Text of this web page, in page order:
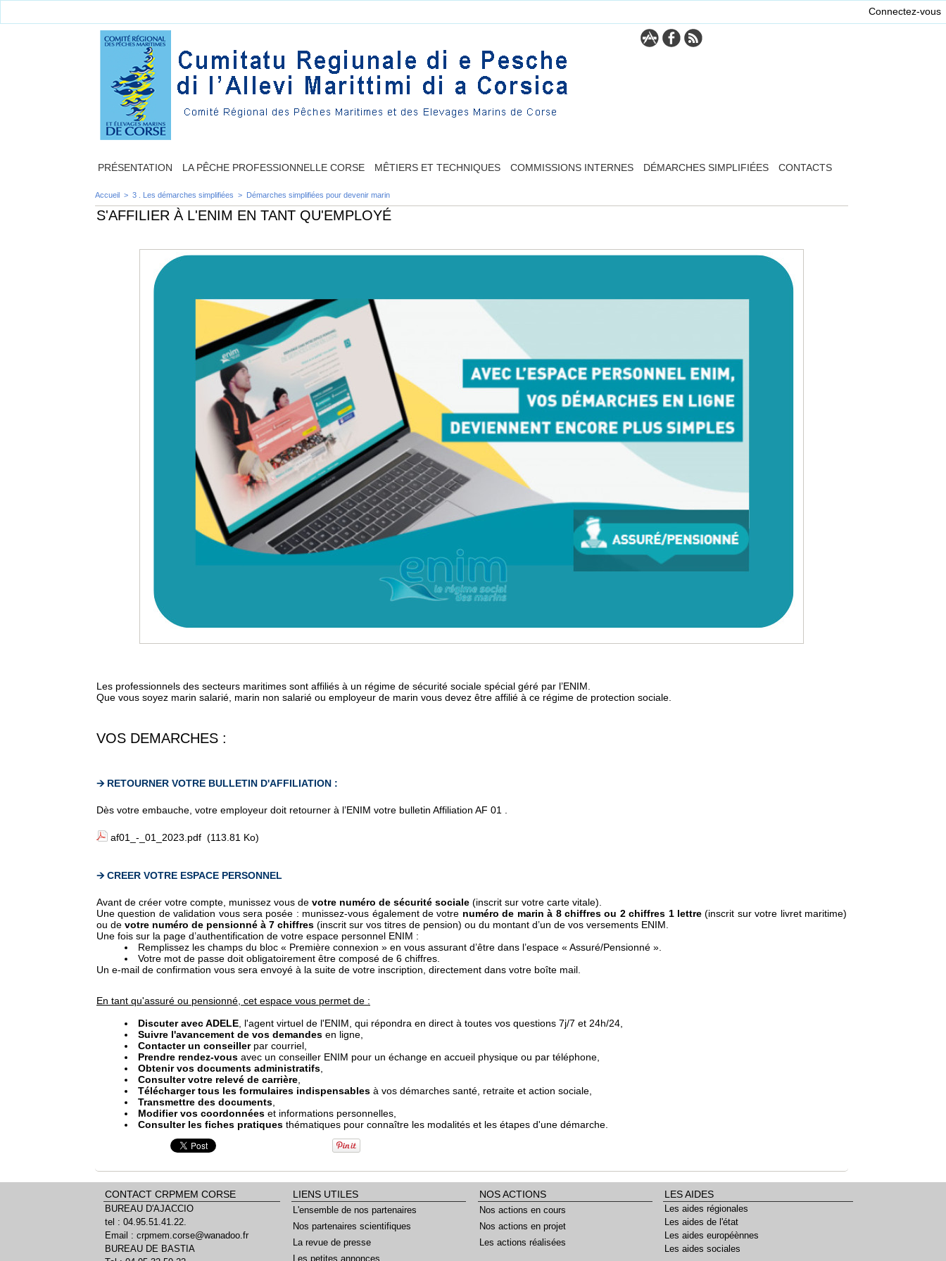
Connectez-vous
PRÉSENTATION LA PÊCHE PROFESSIONNELLE CORSE MÊTIERS ET TECHNIQUES COMMISSIONS INTERNES DÉMARCHES SIMPLIFIÉES CONTACTS
Accueil > 3 . Les démarches simplifiées > Démarches simplifiées pour devenir marin
S'AFFILIER À L'ENIM EN TANT QU'EMPLOYÉ
Les professionnels des secteurs maritimes sont affiliés à un régime de sécurité sociale spécial géré par l’ENIM.
Que vous soyez marin salarié, marin non salarié ou employeur de marin vous devez être affilié à ce régime de protection sociale.
VOS DEMARCHES :
🡪 RETOURNER VOTRE BULLETIN D'AFFILIATION :
Dès votre embauche, votre employeur doit retourner à l’ENIM votre bulletin Affiliation AF 01 .
af01_-_01_2023.pdf (113.81 Ko)
🡪 CREER VOTRE ESPACE PERSONNEL
Avant de créer votre compte, munissez vous de votre numéro de sécurité sociale (inscrit sur votre carte vitale).
Une question de validation vous sera posée : munissez-vous également de votre numéro de marin à 8 chiffres ou 2 chiffres 1 lettre(inscrit sur votre livret maritime)
ou de votre numéro de pensionné à 7 chiffres (inscrit sur vos titres de pension) ou du montant d’un de vos versements ENIM.
Une fois sur la page d’authentification de votre espace personnel ENIM :
Remplissez les champs du bloc « Première connexion » en vous assurant d’être dans l’espace « Assuré/Pensionné ».
Votre mot de passe doit obligatoirement être composé de 6 chiffres.
Un e-mail de confirmation vous sera envoyé à la suite de votre inscription, directement dans votre boîte mail.
En tant qu'assuré ou pensionné, cet espace vous permet de :
Discuter avec ADELE , l'agent virtuel de l'ENIM, qui répondra en direct à toutes vos questions 7j/7 et 24h/24,
Suivre l'avancement de vos demandes en ligne,
Contacter un conseillerpar courriel,
Prendre rendez-vous avec un conseiller ENIM pour un échange en accueil physique ou par téléphone,
Obtenir vos documents administratifs
Consulter votre relevé de carrière
Télécharger tous les formulaires indispensables à vos démarches santé, retraite et action sociale,
Transmettre des documents
Modifier vos coordonnées et informations personnelles,
Consulter les fiches pratiques thématiques pour connaître les modalités et les étapes d'une démarche.
CONTACT CRPMEM CORSE
BUREAU D'AJACCIO
tel : 04.95.51.41.22.
Email : crpmem.corse@wanadoo.fr
BUREAU DE BASTIA
LIENS UTILES
L'ensemble de nos partenaires
Nos partenaires scientifiques
La revue de presse
Les petites annonces
NOS ACTIONS
Nos actions en cours
Nos actions en projet
Les actions réalisées
LES AIDES
Les aides régionales
Les aides de l'état
Les aides européènnes
Les aides sociales